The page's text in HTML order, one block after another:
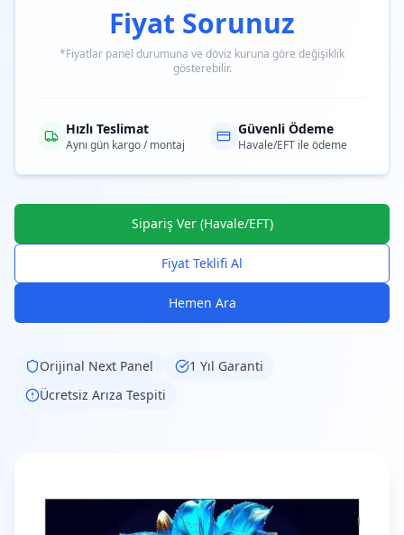
Fiyat Sorunuz
*Fiyatlar panel durumuna ve döviz kuruna göre değişiklik
gösterebilir.
Hızlı Teslimat
Aynı gün kargo / montaj
Güvenli Ödeme
Havale/EFT ile ödeme
Sipariş Ver (Havale/EFT)
Fiyat Teklifi Al
Hemen Ara
Orijinal Next Panel
1 Yıl Garanti
Ücretsiz Arıza Tespiti